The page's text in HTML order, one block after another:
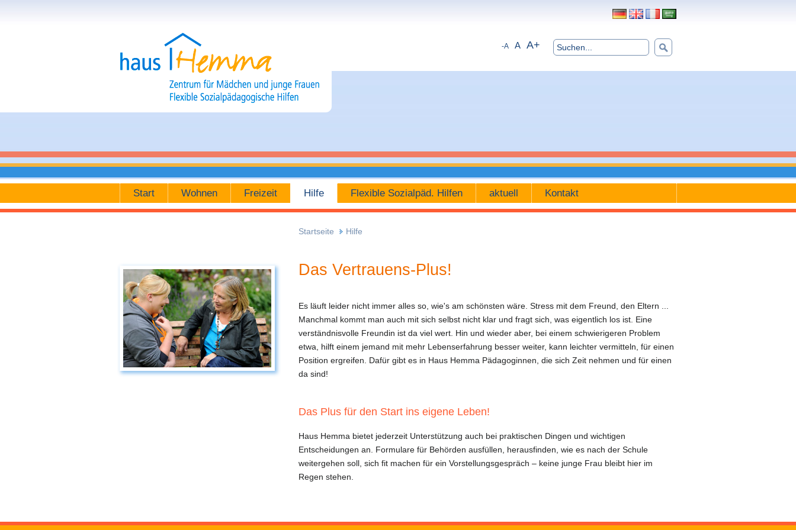
-A A A+
Navigation
Start Wohnen Freizeit Hilfe Flexible Sozialpäd. Hilfen aktuell Kontakt
Startseite Hilfe
Das Vertrauens-Plus!
Es läuft leider nicht immer alles so, wie's am schönsten wäre. Stress mit dem Freund, den Eltern ...
Manchmal kommt man auch mit sich selbst nicht klar und fragt sich, was eigentlich los ist. Eine
verständnisvolle Freundin ist da viel wert. Hin und wieder aber, bei einem schwierigeren Problem
etwa, hilft einem jemand mit mehr Lebenserfahrung besser weiter, kann leichter vermitteln, für einen
Position ergreifen. Dafür gibt es in Haus Hemma Pädagoginnen, die sich Zeit nehmen und für einen
da sind!
Das Plus für den Start ins eigene Leben!
Haus Hemma bietet jederzeit Unterstützung auch bei praktischen Dingen und wichtigen
Entscheidungen an. Formulare für Behörden ausfüllen, herausfinden, wie es nach der Schule
weitergehen soll, sich fit machen für ein Vorstellungsgespräch – keine junge Frau bleibt hier im
Regen stehen.